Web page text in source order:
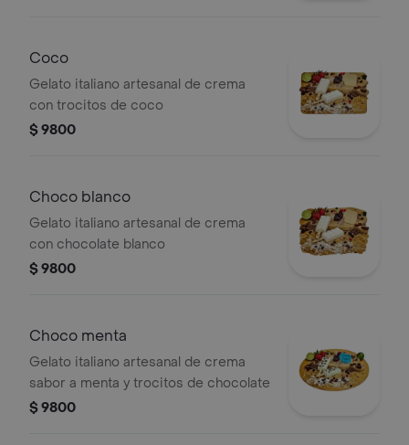
Coco
Gelato italiano artesanal de crema
con trocitos de coco
$ 9800
Choco blanco
Gelato italiano artesanal de crema
con chocolate blanco
$ 9800
Choco menta
Gelato italiano artesanal de crema
sabor a menta y trocitos de chocolate
$ 9800